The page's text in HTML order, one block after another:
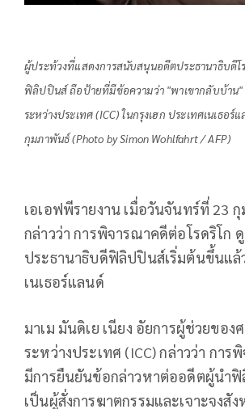
ผู้ประท้วงที่แสดงการสนับสนุนอดีตประธานาธิบดีโร
ฟิลิปปินส์ ถือป้ายที่มีข้อความว่า "พาเขากลับบ้าน
ระหว่างประเทศ (ICC) ในกรุงเฮก ประเทศเนเธอร์
กุมภาพันธ์ (Photo by Simon Wohlfahrt / AFP)
เอเอฟพีรายงาน เมื่อวันจันทร์ที่ 23
กล่าวว่า การพิจารณาคดีต่อโรดริโก
ประธานาธิบดีฟิลิปปินส์เริ่มต้นขึ้นแล้
เนเธอร์แลนด์
มาเม มันดิเย เนียง อัยการผู้ช่วยของ
ระหว่างประเทศ (ICC) กล่าวว่า กา
มีการยืนยันข้อกล่าวหาต่ออดีตผู้นำฟิ
เป็นผู้สั่งการฆาตกรรมและเจาะจงสัง